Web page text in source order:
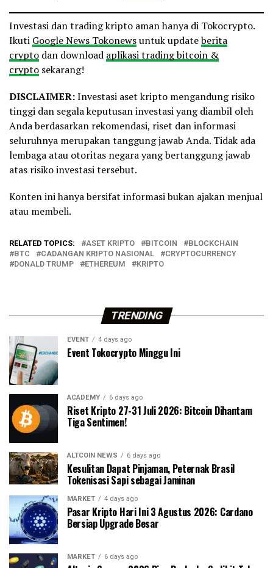
Investasi dan trading kripto aman hanya di Tokocrypto.
Ikuti Google News Tokonewsuntuk updateberita
crypto dan download aplikasi trading bitcoin &
crypto sekarang!
DISCLAIMER:Investasi aset kripto mengandung risiko
tinggi dan segala keputusan investasi yang diambil oleh
Anda berdasarkan rekomendasi, riset dan informasi
seluruhnya merupakan tanggung jawab Anda. Tidak ada
lembaga atau otoritas negara yang bertanggung jawab
atas risiko investasi tersebut.
Konten ini hanya bersifat informasi bukan ajakan menjual
atau membeli.
RELATED TOPICS: ASET KRIPTO BITCOIN
BLOCKCHAIN
BTC
CADANGAN KRIPTO NASIONAL
CRYPTOCURRENCY
DONALD TRUMP
ETHEREUM KRIPTO
TRENDING
EVENT 4 days ago
Event Tokocrypto Minggu Ini
ACADEMY 6 days ago
Riset Kripto 27-31 Juli 2026: Bitcoin Dihantam
Tiga Sentimen!
ALTCOIN NEWS 6 days ago
Kesulitan Dapat Pinjaman, Peternak Brasil
Tokenisasi Sapi sebagai Jaminan
MARKET 4 days ago
Pasar Kripto Hari Ini 3 Agustus 2026: Cardano
Bersiap Upgrade Besar
MARKET 6 days ago